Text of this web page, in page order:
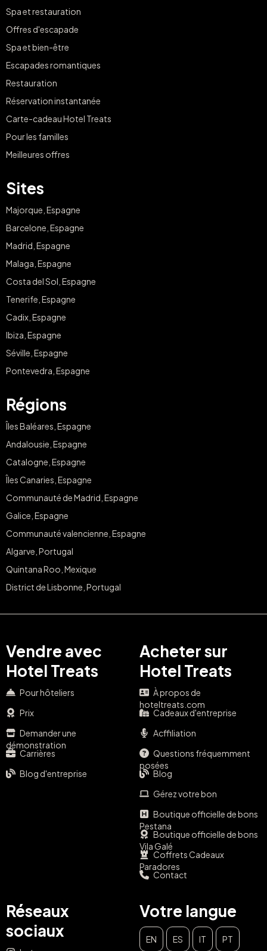
Spa et restauration
Offres d'escapade
Spa et bien-être
Escapades romantiques
Restauration
Réservation instantanée
Carte-cadeau Hotel Treats
Pour les familles
Meilleures offres
Sites
Majorque, Espagne
Barcelone, Espagne
Madrid, Espagne
Malaga, Espagne
Costa del Sol, Espagne
Tenerife, Espagne
Cadix, Espagne
Ibiza, Espagne
Séville, Espagne
Pontevedra, Espagne
Régions
Îles Baléares, Espagne
Andalousie, Espagne
Catalogne, Espagne
Îles Canaries, Espagne
Communauté de Madrid, Espagne
Galice, Espagne
Communauté valencienne, Espagne
Algarve, Portugal
Quintana Roo, Mexique
District de Lisbonne, Portugal
Vendre avec
Hotel Treats
Pour hôteliers
Prix
Demander une
démonstration
Carrières
Blog d'entreprise
Acheter sur
Hotel Treats
À propos de
hoteltreats.com
Cadeaux d'entreprise
Acffiliation
Questions fréquemment
posées
Blog
Gérez votre bon
Boutique officielle de bons
Pestana
Boutique officielle de bons
Vila Galé
Coffrets Cadeaux
Paradores
Contact
Réseaux
sociaux
Votre langue
EN ES IT PT